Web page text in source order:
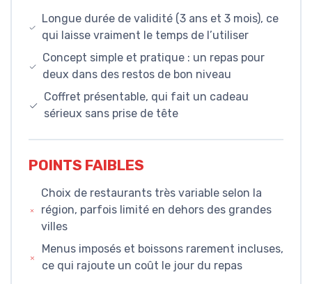
Longue durée de validité (3 ans et 3 mois), ce
qui laisse vraiment le temps de l’utiliser
Concept simple et pratique : un repas pour
deux dans des restos de bon niveau
Coffret présentable, qui fait un cadeau
sérieux sans prise de tête
POINTS FAIBLES
Choix de restaurants très variable selon la
région, parfois limité en dehors des grandes
villes
Menus imposés et boissons rarement incluses,
ce qui rajoute un coût le jour du repas